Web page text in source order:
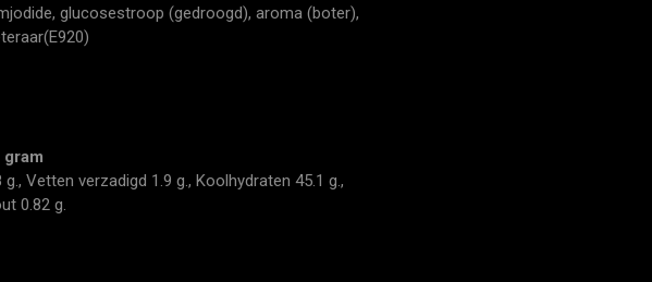
glucosestroop (gedroogd), aroma (boter),
Vetten verzadigd 1.9 g., Koolhydraten 45.1 g.,
0.82 g.